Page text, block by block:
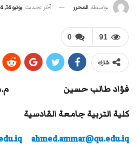
بواسطة المحرر آخر تحديث يونيو 14, 2024
0 91
شارك
فؤاد طالب حسين م.د
كلية التربية جامعة القادسية
ahmed.ammar@qu.edu.iq